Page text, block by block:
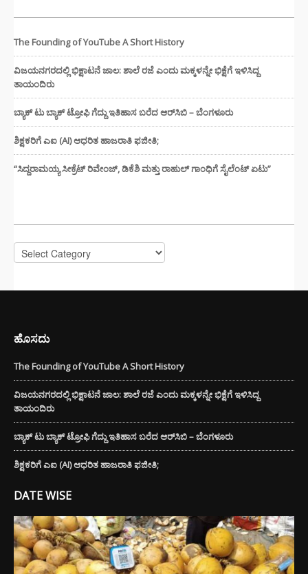
The Founding of YouTube A Short History
ವಿಜಯನಗರದಲ್ಲಿ ಭಿಕ್ಷಾಟನೆ ಜಾಲ: ಶಾಲೆ ರಜೆ ಎಂದು ಮಕ್ಕಳನ್ನೇ ಭಿಕ್ಷೆಗೆ ಇಳಿಸಿದ್ದ
ತಾಯಂದಿರು
ಬ್ಯಾಕ್ ಟು ಬ್ಯಾಕ್ ಟ್ರೋಫಿ ಗೆದ್ದು ಇತಿಹಾಸ ಬರೆದ ಆರ್‌ಸಿಬಿ – ಬೆಂಗಳೂರು
ಶಿಕ್ಷಕರಿಗೆ ಎಐ (AI) ಆಧರಿತ ಹಾಜರಾತಿ ಫಜೀತಿ;
“ಸಿದ್ದರಾಮಯ್ಯ ಸೀಕ್ರೆಟ್ ರಿವೇಂಜ್‌, ಡಿಕೆಶಿ ಮತ್ತು ರಾಹುಲ್‌ ಗಾಂಧಿಗೆ ಸೈಲೆಂಟ್ ಏಟು”
Categories
ಹೊಸದು
The Founding of YouTube A Short History
ವಿಜಯನಗರದಲ್ಲಿ ಭಿಕ್ಷಾಟನೆ ಜಾಲ: ಶಾಲೆ ರಜೆ ಎಂದು ಮಕ್ಕಳನ್ನೇ ಭಿಕ್ಷೆಗೆ ಇಳಿಸಿದ್ದ
ತಾಯಂದಿರು
ಬ್ಯಾಕ್ ಟು ಬ್ಯಾಕ್ ಟ್ರೋಫಿ ಗೆದ್ದು ಇತಿಹಾಸ ಬರೆದ ಆರ್‌ಸಿಬಿ – ಬೆಂಗಳೂರು
ಶಿಕ್ಷಕರಿಗೆ ಎಐ (AI) ಆಧರಿತ ಹಾಜರಾತಿ ಫಜೀತಿ;
DATE WISE